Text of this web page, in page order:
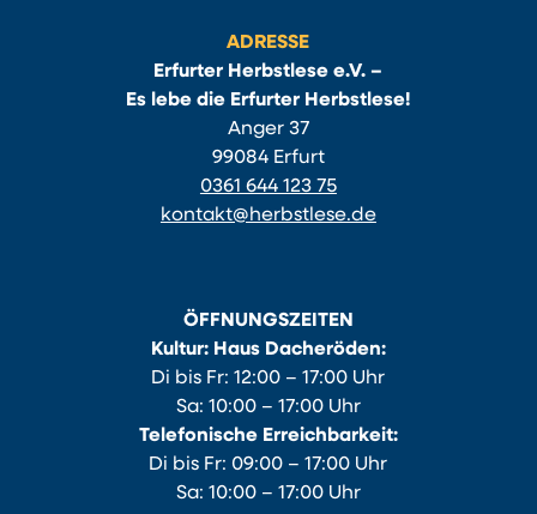
ADRESSE
Erfurter Herbstlese e.V. –
Es lebe die Erfurter Herbstlese!
Anger 37
99084 Erfurt
0361 644 123 75
kontakt@herbstlese.de
ÖFFNUNGSZEITEN
Kultur: Haus Dacheröden:
Di bis Fr: 12:00 – 17:00 Uhr
Sa: 10:00 – 17:00 Uhr
Telefonische Erreichbarkeit:
Di bis Fr: 09:00 – 17:00 Uhr
Sa: 10:00 – 17:00 Uhr